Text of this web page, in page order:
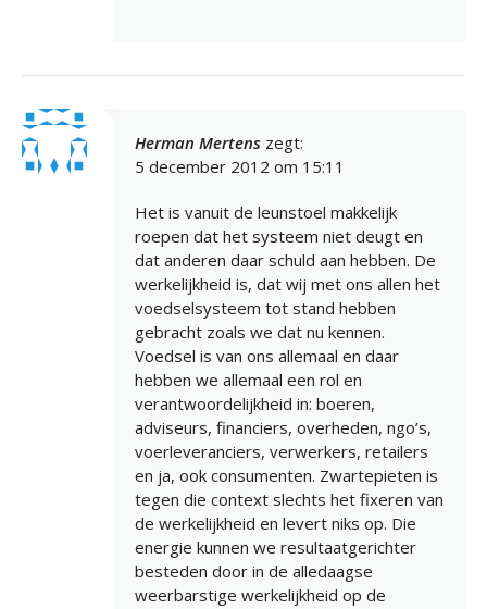
Herman Mertens zegt:
5 december 2012 om 15:11
Het is vanuit de leunstoel makkelijk
roepen dat het systeem niet deugt en
dat anderen daar schuld aan hebben. De
werkelijkheid is, dat wij met ons allen het
voedselsysteem tot stand hebben
gebracht zoals we dat nu kennen.
Voedsel is van ons allemaal en daar
hebben we allemaal een rol en
verantwoordelijkheid in: boeren,
adviseurs, financiers, overheden, ngo’s,
voerleveranciers, verwerkers, retailers
en ja, ook consumenten. Zwartepieten is
tegen die context slechts het fixeren van
de werkelijkheid en levert niks op. Die
energie kunnen we resultaatgerichter
besteden door in de alledaagse
weerbarstige werkelijkheid op de